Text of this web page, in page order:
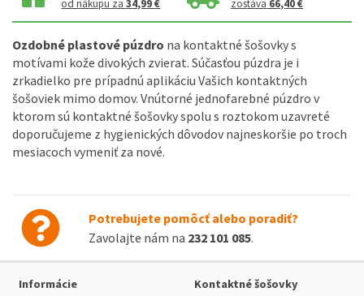
od nákupu za34,99 €
zostáva 66,40 €
Ozdobné plastové púzdro na kontaktné šošovky s
motívami kože divokých zvierat. Súčasťou púzdra je i
zrkadielko pre prípadnú aplikáciu Vašich kontaktných
šošoviek mimo domov. Vnútorné jednofarebné púzdro v
ktorom sú kontaktné šošovky spolu s roztokom uzavreté
doporučujeme z hygienických dôvodov najneskoršie po troch
mesiacoch vymeniť za nové.
Potrebujete pomôcť alebo poradiť?
Zavolajte nám na 232 101 085.
Informácie
Kontaktné šošovky